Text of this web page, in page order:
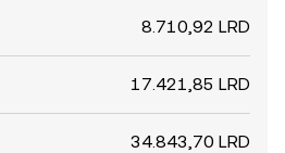
8.710,92 LRD
17.421,85 LRD
34.843,70 LRD